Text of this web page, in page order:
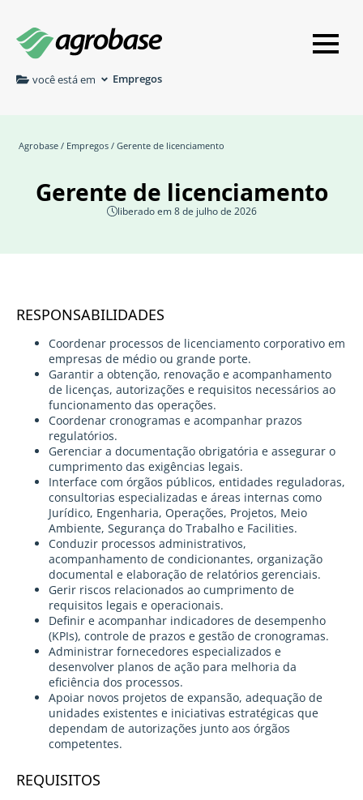
você está em Empregos
Agrobase / Empregos / Gerente de licenciamento
Gerente de licenciamento
liberado em 8 de julho de 2026
RESPONSABILIDADES
Coordenar processos de licenciamento corporativo em
empresas de médio ou grande porte.
Garantir a obtenção, renovação e acompanhamento
de licenças, autorizações e requisitos necessários ao
funcionamento das operações.
Coordenar cronogramas e acompanhar prazos
regulatórios.
Gerenciar a documentação obrigatória e assegurar o
cumprimento das exigências legais.
Interface com órgãos públicos, entidades reguladoras,
consultorias especializadas e áreas internas como
Jurídico, Engenharia, Operações, Projetos, Meio
Ambiente, Segurança do Trabalho e Facilities.
Conduzir processos administrativos,
acompanhamento de condicionantes, organização
documental e elaboração de relatórios gerenciais.
Gerir riscos relacionados ao cumprimento de
requisitos legais e operacionais.
Definir e acompanhar indicadores de desempenho
(KPIs), controle de prazos e gestão de cronogramas.
Administrar fornecedores especializados e
desenvolver planos de ação para melhoria da
eficiência dos processos.
Apoiar novos projetos de expansão, adequação de
unidades existentes e iniciativas estratégicas que
dependam de autorizações junto aos órgãos
competentes.
REQUISITOS